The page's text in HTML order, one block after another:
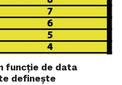
funcție de data
definește